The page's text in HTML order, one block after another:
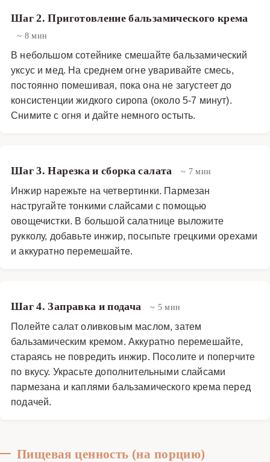
Шаг 2. Приготовление бальзамического крема
~ 8 мин
В небольшом сотейнике смешайте бальзамический
уксус и мед. На среднем огне уваривайте смесь,
постоянно помешивая, пока она не загустеет до
консистенции жидкого сиропа (около 5-7 минут).
Снимите с огня и дайте немного остыть.
Шаг 3. Нарезка и сборка салата ~ 7 мин
Инжир нарежьте на четвертинки. Пармезан
настругайте тонкими слайсами с помощью
овощечистки. В большой салатнице выложите
рукколу, добавьте инжир, посыпьте грецкими орехами
и аккуратно перемешайте.
Шаг 4. Заправка и подача ~ 5 мин
Полейте салат оливковым маслом, затем
бальзамическим кремом. Аккуратно перемешайте,
стараясь не повредить инжир. Посолите и поперчите
по вкусу. Украсьте дополнительными слайсами
пармезана и каплями бальзамического крема перед
подачей.
Пищевая ценность (на порцию)